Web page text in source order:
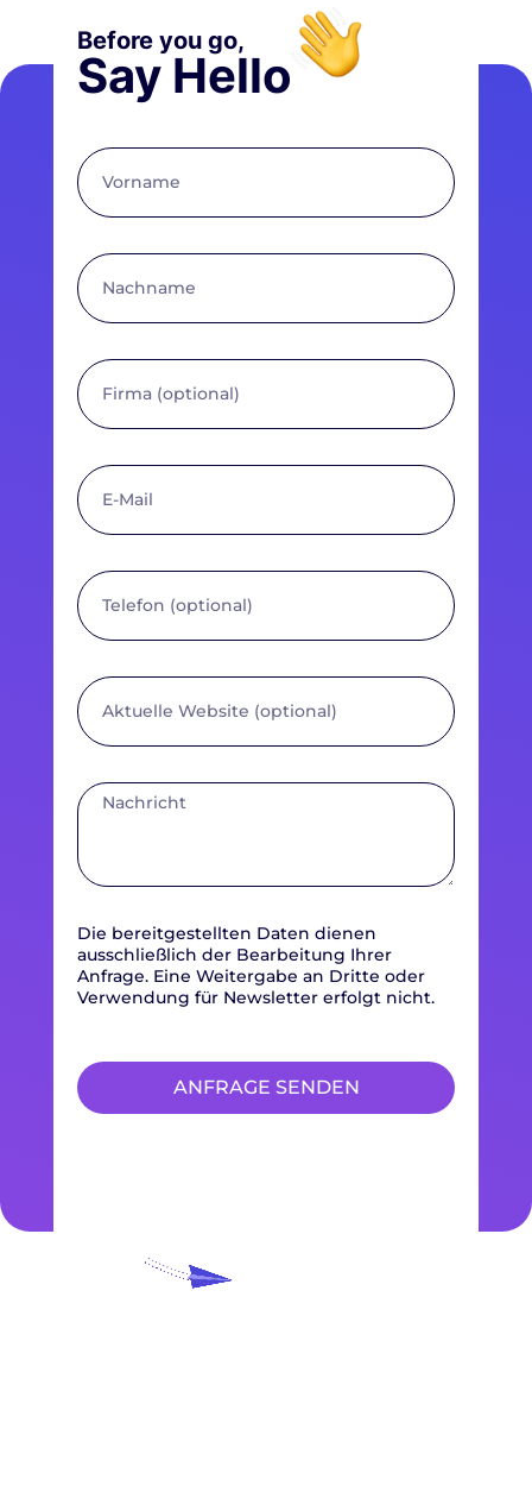
Before you go,
Say Hello
Vorname
Nachname
Firma
E-
Telefon
Aktuelle
(optional)
Nachricht
Die bereitgestellten Daten dienen
ausschließlich der Bearbeitung Ihrer
Anfrage. Eine Weitergabe an Dritte oder
Verwendung für Newsletter erfolgt nicht.
ANFRAGE SENDEN